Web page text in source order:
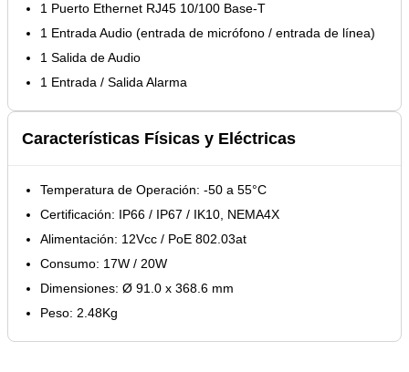
1 Puerto Ethernet RJ45 10/100 Base-T
1 Entrada Audio (entrada de micrófono / entrada de línea)
1 Salida de Audio
1 Entrada / Salida Alarma
Características Físicas y Eléctricas
Temperatura de Operación: -50 a 55°C
Certificación: IP66 / IP67 / IK10, NEMA4X
Alimentación: 12Vcc / PoE 802.03at
Consumo: 17W / 20W
Dimensiones: Ø 91.0 x 368.6 mm
Peso: 2.48Kg